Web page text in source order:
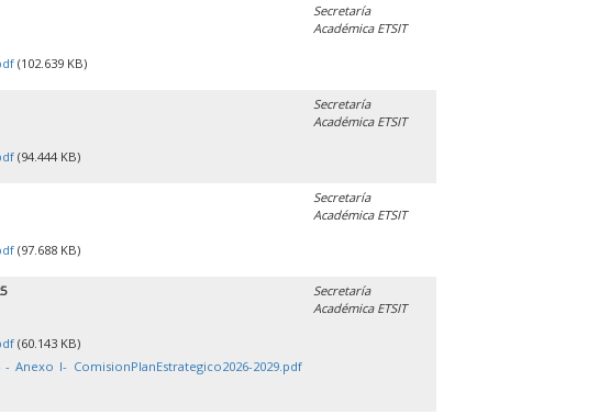
(102.639 KB)
Secretaría
Académica ETSIT
(94.444 KB)
Secretaría
Académica ETSIT
(97.688 KB)
Secretaría
Académica ETSIT
(60.143 KB)
Anexo I- ComisionPlanEstrategico2026-2029.pdf
Secretaría
Académica ETSIT